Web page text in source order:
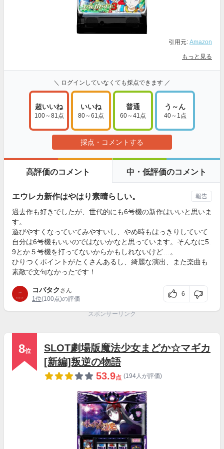
引用元: Amazon
もっと見る
＼ ログインしていなくても採点できます ／
超いいね
100～81点
いいね
80～61点
普通
60～41点
う～ん
40～1点
採点・コメントする
高評価のコメント 中・低評価のコメント
エウレカ新作はやはり素晴らしい。
過去作も好きでしたが、世代的にも6号機の新作はいいと思いま
す。
遊びやすくなっていてみやすいし、やめ時もはっきりしていて
自分は6号機もいいのではないかなと思っています。そんなに5.
9とか５号機を打ってないからかもしれないけど…。
ひりつくポイントがたくさんあるし、綺麗な演出、また楽曲も
素敵で文句なかったです！
コバタク さん
1位(100点)の評価
6
報告
スポンサーリンク
8位
SLOT劇場版魔法少女まどか☆マギカ
[新編]叛逆の物語
53.9点 (194人が評価)